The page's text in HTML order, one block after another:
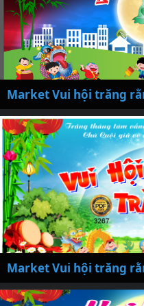
Market Vui hội trăng
Market Vui hội trăng